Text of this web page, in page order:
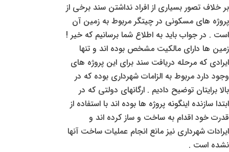
بر خلاف تصور بسیاری از افراد نداشتن سند برخی از
پروژه های مسکونی در چیتگر مربوط به زمین آن
است . در جواب باید به اطلاع شما برسانیم که خیر !
زمین ها دارای مالکیت مشخص بوده اند و تنها
ایرادی که مرحله دریافت سند برای این پروژه های
وجود دارد مربوط به الزامات شهرداری بوده که در
بالا برایتان توضیح دادیم . ارگانهای دولتی که در
ابتدا سازنده اینگونه پروژه ها بوده اند با استفاده از
قدرت خود اقدام به ساخت و ساز کرده اند و
ایرادات شهرداری نیز مانع انجام عملیات ساخت آنها
نشده است .